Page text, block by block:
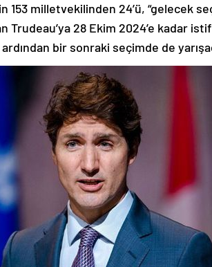
153 milletvekilinden 24’ü, “gelecek
28 Ekim 2024’e kadar
bir sonraki seçimde de